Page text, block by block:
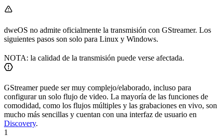
dweOS no admite oficialmente la transmisión con GStreamer. Los
siguientes pasos son solo para Linux y Windows.
NOTA: la calidad de la transmisión puede verse afectada.
GStreamer puede ser muy complejo/elaborado, incluso para
configurar un solo flujo de video. La mayoría de las funciones de
comodidad, como los flujos múltiples y las grabaciones en vivo, son
mucho más sencillas y cuentan con una interfaz de usuario en
Discovery.
1